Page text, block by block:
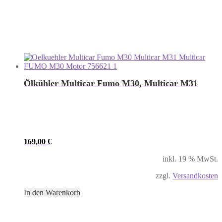
Ölkühler Multicar Fumo M30, Multicar M31
169,00 €
inkl. 19 % MwSt.
zzgl. Versandkosten
In den Warenkorb